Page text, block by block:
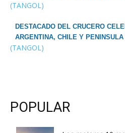
(TANGOL)
DESTACADO DEL CRUCERO
ARGENTINA, CHILE Y PENINSULA
(TANGOL)
POPULAR